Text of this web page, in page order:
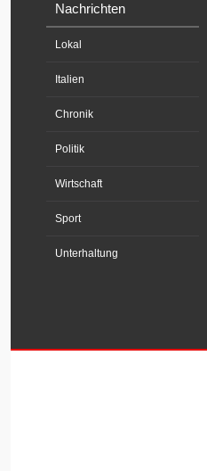
Nachrichten
Lokal
Italien
Chronik
Politik
Wirtschaft
Sport
Unterhaltung